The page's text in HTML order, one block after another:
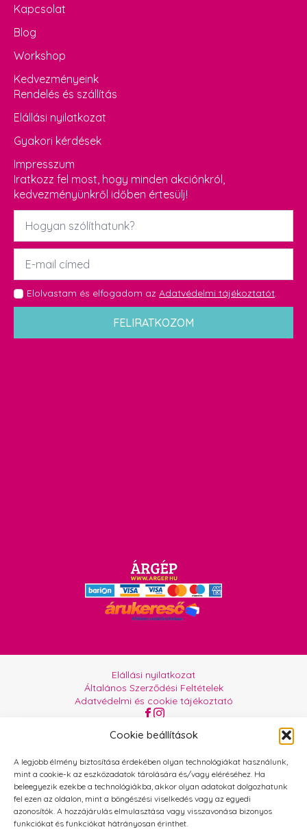
Cookie beállítások
A legjobb élmény biztosítása érdekében olyan technológiákat használunk,
mint a cookie-k az eszközadatok tárolására és/vagy eléréséhez. Ha
beleegyezik ezekbe a technológiákba, akkor olyan adatokat dolgozhatunk
fel ezen az oldalon, mint a böngészési viselkedés vagy az egyedi
azonosítók. A hozzájárulás elmulasztása vagy visszavonása bizonyos
funkciókat és funkciókat hátrányosan érinthet.
Kapcsolat
Blog
Workshop
Kedvezményeink
Rendelés és szállítás
Elállási nyilatkozat
Gyakori kérdések
Impresszum
Iratkozz fel most, hogy minden akciónkról,
kedvezményünkről időben értesülj!
Név
Email
GDPR
*
Elolvastam és elfogadom az Adatvédelmi tájékoztatót.
FELIRATKOZOM
Elállási nyilatkozat
Általános Szerződési Feltételek
Adatvédelmi és cookie tájékoztató